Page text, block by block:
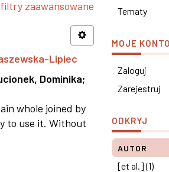
zaawansowane
Lipiec
Dominika;
whole joined by
to use it. Without
Tematy
MOJE KONTO
Zaloguj
Zarejestruj
ODKRYJ
AUTOR
[et al.] (1)